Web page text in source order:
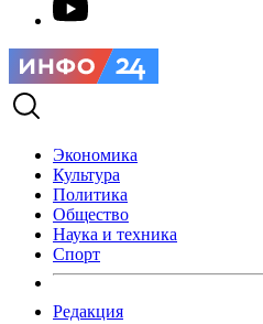
Экономика
Культура
Политика
Общество
Наука и техника
Спорт
Редакция